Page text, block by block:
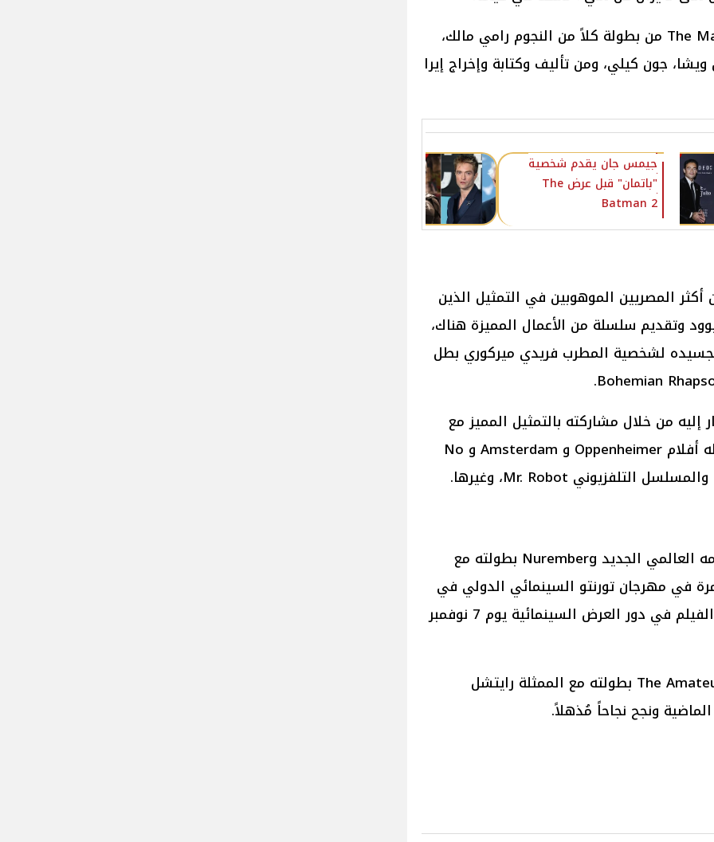
والفيلم العالمي الجديد The Man I Love من بطولة كلاً من النجوم رامي مالك،
جون كيلي، ومن تأليف وكتابة وإخراج إيرا
جيمس جان يقدم شخصية
"باتمان" قبل عرض The
Batman 2
المصريين الموهوبين في التمثيل الذين
وتقديم سلسلة من الأعمال المميزة هناك،
تجسيده لشخصية المطرب فريدي ميركوري بطل
من خلال مشاركته بالتمثيل المميز مع
كبار نجوم هوليوود في أفلام أعماله أفلام Oppenheimer و Amsterdam و No
ينتظر الممثل رامي مالك عرض فيلمه العالمي الجديد Nuremberg بطولته مع
في مهرجان تورنتو السينمائي الدولي في
سبتمبر الماضي، ومن المقرر عرض الفيلم في دور العرض السينمائية يوم 7 نوفمبر
وكان آخر أعمال رامي مالك فيلم The Amateur بطولته مع الممثلة رايتشل
ونجح نجاحاً مُذهلاً.